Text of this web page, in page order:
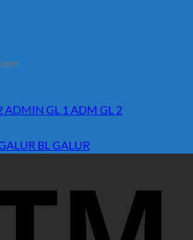
ADMIN GL 1 ADM GL 2
BL GALUR